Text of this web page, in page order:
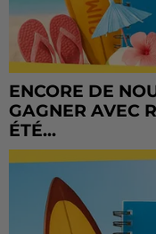
ENCORE DE
GAGNER AVEC
ÉTÉ...